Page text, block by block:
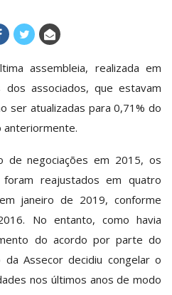
assembleia, realizada em
associados, que estavam
ser atualizadas para 0,71% do
anteriormente.
de negociações em 2015, os
reajustados em quatro
janeiro de 2019, conforme
No entanto, como havia
do acordo por parte do
Assecor decidiu congelar o
nos últimos anos de modo